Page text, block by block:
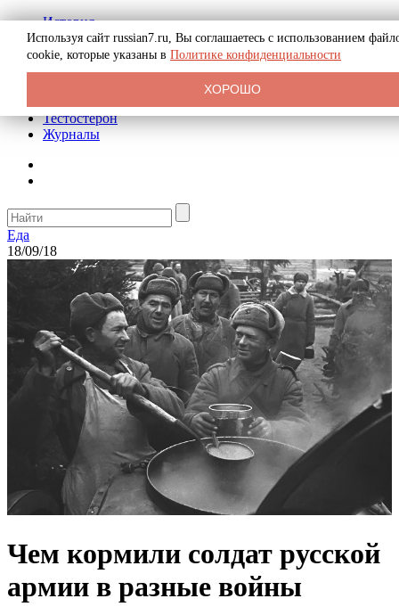
История
Биография
Криминал
Реклама на сайте
Тестостерон
Журналы
Еда
18/09/18
Чем кормили солдат русской
армии в разные войны
Используя сайт russian7.ru, Вы соглашаетесь с использованием
cookie, которые указаны в Политике конфиденциальности
ХОРОШО